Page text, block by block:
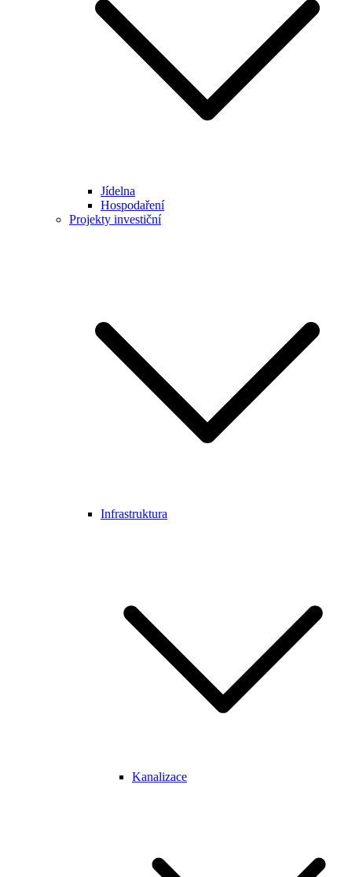
Jídelna
Hospodaření
Projekty investiční
Infrastruktura
Kanalizace